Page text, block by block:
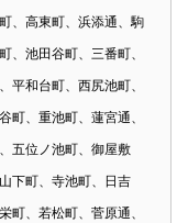
、高東町、浜添通、駒
、池田谷町、三番町、
平和台町、西尻池町、
町、重池町、蓮宮通、
五位ノ池町、御屋敷
下町、寺池町、日吉
町、若松町、菅原通、